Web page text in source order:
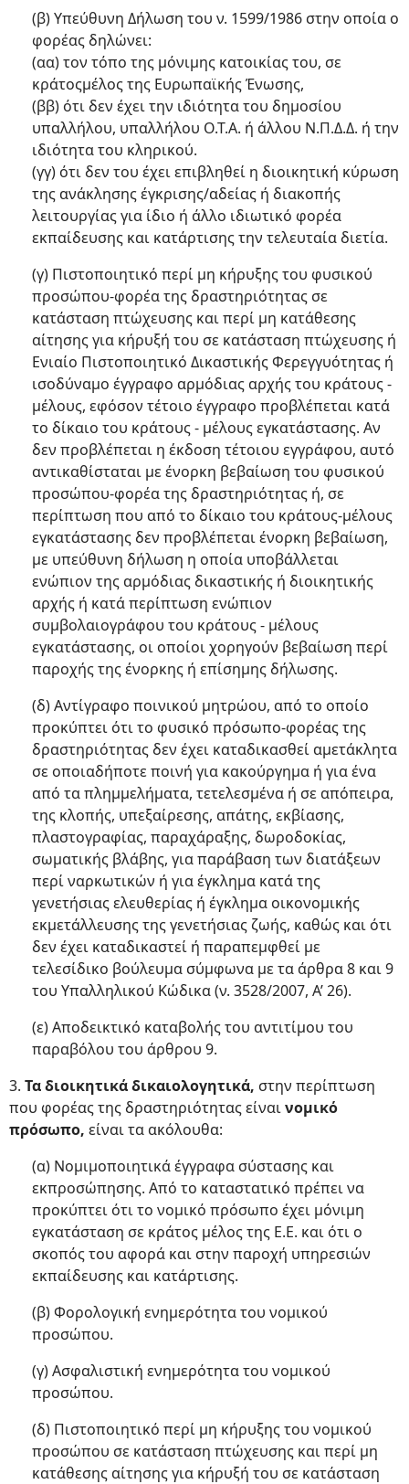
(β) Υπεύθυνη Δήλωση του ν. 1599/1986 στην οποία ο
φορέας δηλώνει:
(αα) τον τόπο της μόνιμης κατοικίας του, σε
κράτοςμέλος της Ευρωπαϊκής Ένωσης,
(ββ) ότι δεν έχει την ιδιότητα του δημοσίου
υπαλλήλου, υπαλλήλου Ο.Τ.Α. ή άλλου Ν.Π.Δ.Δ. ή την
ιδιότητα του κληρικού.
(γγ) ότι δεν του έχει επιβληθεί η διοικητική κύρωση
της ανάκλησης έγκρισης/αδείας ή διακοπής
λειτουργίας για ίδιο ή άλλο ιδιωτικό φορέα
εκπαίδευσης και κατάρτισης την τελευταία διετία.
(γ) Πιστοποιητικό περί μη κήρυξης του φυσικού
προσώπου-φορέα της δραστηριότητας σε
κατάσταση πτώχευσης και περί μη κατάθεσης
αίτησης για κήρυξή του σε κατάσταση πτώχευσης ή
Ενιαίο Πιστοποιητικό Δικαστικής Φερεγγυότητας ή
ισοδύναμο έγγραφο αρμόδιας αρχής του κράτους -
μέλους, εφόσον τέτοιο έγγραφο προβλέπεται κατά
το δίκαιο του κράτους - μέλους εγκατάστασης. Αν
δεν προβλέπεται η έκδοση τέτοιου εγγράφου, αυτό
αντικαθίσταται με ένορκη βεβαίωση του φυσικού
προσώπου-φορέα της δραστηριότητας ή, σε
περίπτωση που από το δίκαιο του κράτους-μέλους
εγκατάστασης δεν προβλέπεται ένορκη βεβαίωση,
με υπεύθυνη δήλωση η οποία υποβάλλεται
ενώπιον της αρμόδιας δικαστικής ή διοικητικής
αρχής ή κατά περίπτωση ενώπιον
συμβολαιογράφου του κράτους - μέλους
εγκατάστασης, οι οποίοι χορηγούν βεβαίωση περί
παροχής της ένορκης ή επίσημης δήλωσης.
(δ) Αντίγραφο ποινικού μητρώου, από το οποίο
προκύπτει ότι το φυσικό πρόσωπο-φορέας της
δραστηριότητας δεν έχει καταδικασθεί αμετάκλητα
σε οποιαδήποτε ποινή για κακούργημα ή για ένα
από τα πλημμελήματα, τετελεσμένα ή σε απόπειρα,
της κλοπής, υπεξαίρεσης, απάτης, εκβίασης,
πλαστογραφίας, παραχάραξης, δωροδοκίας,
σωματικής βλάβης, για παράβαση των διατάξεων
περί ναρκωτικών ή για έγκλημα κατά της
γενετήσιας ελευθερίας ή έγκλημα οικονομικής
εκμετάλλευσης της γενετήσιας ζωής, καθώς και ότι
δεν έχει καταδικαστεί ή παραπεμφθεί με
τελεσίδικο βούλευμα σύμφωνα με τα άρθρα 8 και 9
του Υπαλληλικού Κώδικα (ν. 3528/2007, Α’ 26).
(ε) Αποδεικτικό καταβολής του αντιτίμου του
παραβόλου του άρθρου 9.
3. Τα διοικητικά δικαιολογητικά, στην περίπτωση
που φορέας της δραστηριότητας είναινομικό
πρόσωπο, είναι τα ακόλουθα:
(α) Νομιμοποιητικά έγγραφα σύστασης και
εκπροσώπησης. Από το καταστατικό πρέπει να
προκύπτει ότι το νομικό πρόσωπο έχει μόνιμη
εγκατάσταση σε κράτος μέλος της Ε.Ε. και ότι ο
σκοπός του αφορά και στην παροχή υπηρεσιών
εκπαίδευσης και κατάρτισης.
(β) Φορολογική ενημερότητα του νομικού
προσώπου.
(γ) Ασφαλιστική ενημερότητα του νομικού
προσώπου.
(δ) Πιστοποιητικό περί μη κήρυξης του νομικού
προσώπου σε κατάσταση πτώχευσης και περί μη
κατάθεσης αίτησης για κήρυξή του σε κατάσταση